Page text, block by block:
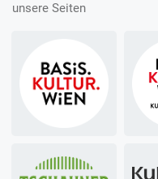
unsere Seiten